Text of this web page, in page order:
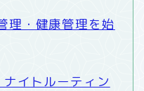
理・健康管理を始
イトルーティン